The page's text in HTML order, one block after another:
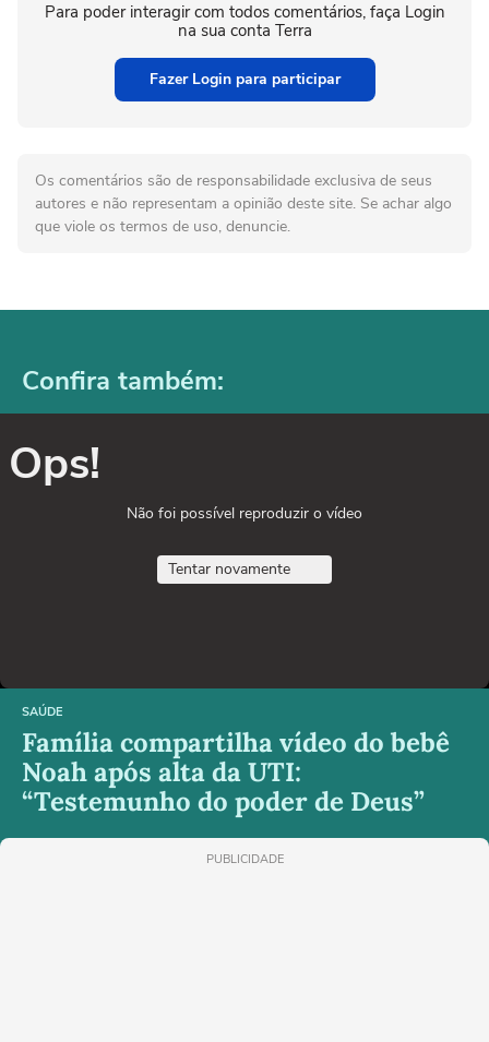
Para poder interagir com todos comentários, faça Login
na sua conta Terra
Fazer Login para participar
Os comentários são de responsabilidade exclusiva de seus
autores e não representam a opinião deste site. Se achar algo
que viole os termos de uso, denuncie.
Confira também:
Ops!
Não foi possível reproduzir o vídeo
Tentar novamente
SAÚDE
Família compartilha vídeo do bebê
Noah após alta da UTI:
“Testemunho do poder de Deus”
PUBLICIDADE